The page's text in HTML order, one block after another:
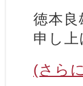
徳本
申し上
(さら